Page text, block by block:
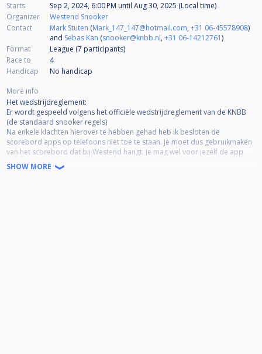
Starts Sep 2, 2024, 6:00 PM until Aug 30, 2025 (Local time)
Organizer
Westend Snooker
Contact
Mark Stuten (Mark_147_147@hotmail.com,+31 06-45578908)
and Sebas Kan (snooker@knbb.nl,+31 06-14212761)
Format
League (7 participants)
Race to
4
Handicap
No handicap
More info
Het wedstrijdreglement:
Er wordt gespeeld volgens het officiële wedstrijdreglement van de KNBB
(de standaard snooker regels)
Na enkele klachten hierover te hebben gehad heb ik besloten de
scorebord apps op telefoons niet toe te staan. Je moet dus gebruikmaken
van het scorebord dat bij Westend hangt. Je mag wel voor jezelf de app
gebruiken maar dit is niet leidend. Het scorebord van Westend is dus
primair.
SHOW MORE